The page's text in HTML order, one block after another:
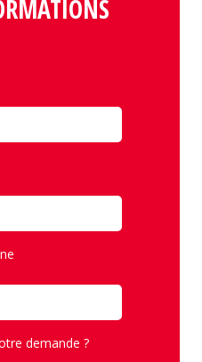
demande ?